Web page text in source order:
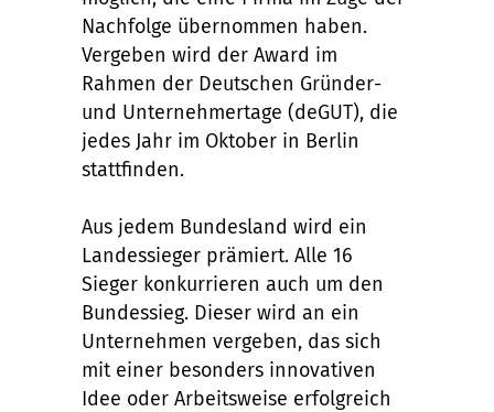
Nachfolge übernommen haben.
Vergeben wird der Award im
Rahmen der Deutschen Gründer-
und Unternehmertage (deGUT), die
jedes Jahr im Oktober in Berlin
stattfinden.
Aus jedem Bundesland wird ein
Landessieger prämiert. Alle 16
Sieger konkurrieren auch um den
Bundessieg. Dieser wird an ein
Unternehmen vergeben, das sich
mit einer besonders innovativen
Idee oder Arbeitsweise erfolgreich